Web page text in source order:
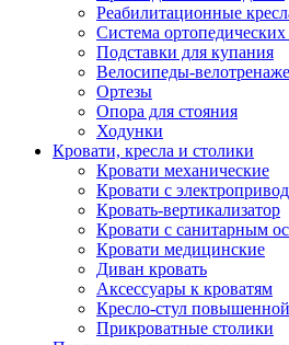
Реабилитационные
Система
Подставки для купания
Велосипеды-
Ортезы
Опора для стояния
Ходунки
Кровати, кресла и столики
Кровати механические
Кровати с
Кровать-вертикализатор
Кровати с санитарным
Кровати медицинские
Диван кровать
Аксессуары к кроватям
Кресло-стул
Прикроватные столики